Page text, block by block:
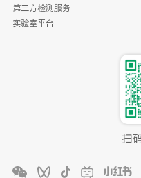
第三方检测服务
实验室平台
扫